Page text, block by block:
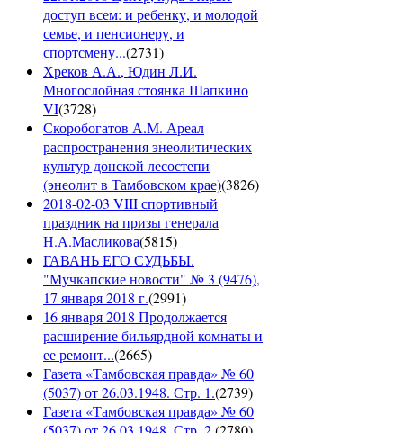
доступ всем: и ребенку, и молодой
семье, и пенсионеру, и
спортсмену...(2731)
Хреков А.А., Юдин Л.И.
Многослойная стоянка Шапкино
VI(3728)
Скоробогатов А.М. Ареал
распространения энеолитических
культур донской лесостепи
(энеолит в Тамбовском крае)(3826)
2018-02-03 VIII спортивный
праздник на призы генерала
Н.А.Масликова(5815)
ГАВАНЬ ЕГО СУДЬБЫ.
"Мучкапские новости" № 3 (9476),
17 января 2018 г.(2991)
16 января 2018 Продолжается
расширение бильярдной комнаты и
ее ремонт...(2665)
Газета «Тамбовская правда» № 60
(5037) от 26.03.1948. Стр. 1.(2739)
Газета «Тамбовская правда» № 60